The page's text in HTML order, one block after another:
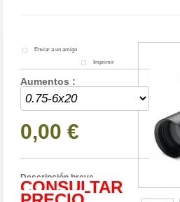
Enviar a un amigo
Imprimir
Aumentos :
0,00 €
Descripción breve
CONSULTAR